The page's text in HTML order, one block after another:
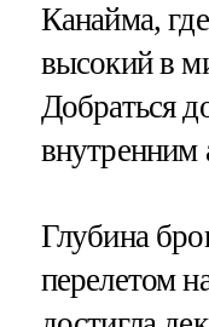
Канайма,
высокий в
Добраться
внутренним
Глубина
перелетом